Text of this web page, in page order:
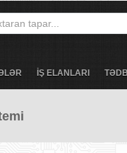
İŞ ELANLARI